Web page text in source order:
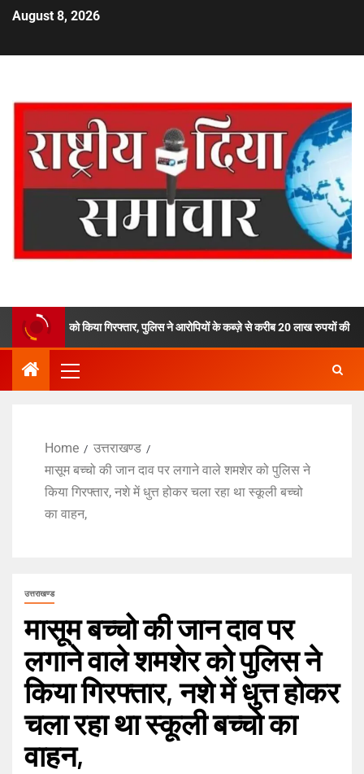
August 8, 2026
किया गिरफ्तार, पुलिस ने आरोपियों के कब्ज़े से करीब 20 लाख रुपयों की अवैध स्मैक की
Home
उत्तराखण्ड
मासूम बच्चो की जान दाव पर लगाने वाले शमशेर को पुलिस ने
किया गिरफ्तार, नशे में धुत्त होकर चला रहा था स्कूली बच्चो
का वाहन,
उत्तराखण्ड
मासूम बच्चो की जान दाव पर
लगाने वाले शमशेर को पुलिस ने
किया गिरफ्तार, नशे में धुत्त होकर
चला रहा था स्कूली बच्चो का
वाहन,